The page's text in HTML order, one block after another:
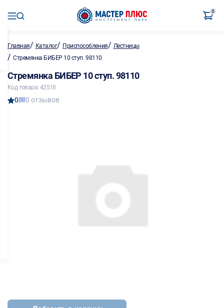
0
Главная/ Каталог/ Приспособления/ Лестницы
/ Стремянка БИБЕР 10 ступ. 98110
Стремянка БИБЕР 10 ступ. 98110
Код товара: 42518
0 0 отзывов